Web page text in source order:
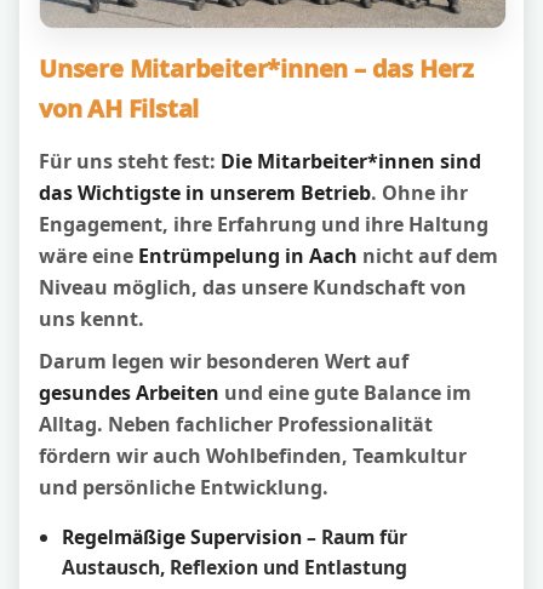
Unsere Mitarbeiter*innen – das Herz
von AH Filstal
Für uns steht fest: Die Mitarbeiter*innen sind
das Wichtigste in unserem Betrieb. Ohne ihr
Engagement, ihre Erfahrung und ihre Haltung
wäre eine Entrümpelung in Aach nicht auf dem
Niveau möglich, das unsere Kundschaft von
uns kennt.
Darum legen wir besonderen Wert auf
gesundes Arbeiten und eine gute Balance im
Alltag. Neben fachlicher Professionalität
fördern wir auch Wohlbefinden, Teamkultur
und persönliche Entwicklung.
Regelmäßige Supervision– Raum für
Austausch, Reflexion und Entlastung